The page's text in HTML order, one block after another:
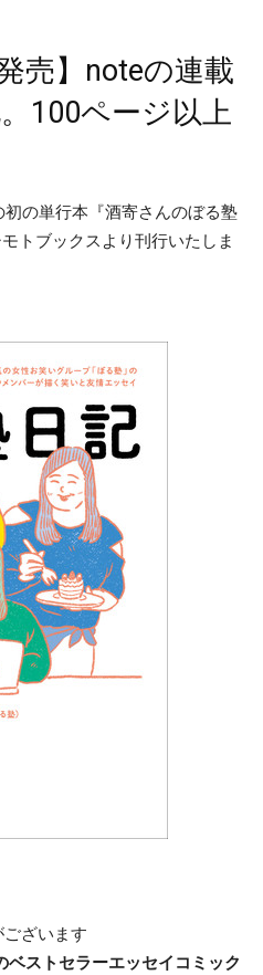
売】noteの連載
100ページ以上
の単行本『酒寄さんのぼる塾
トブックスより刊行いたしま
ざいます
ストセラーエッセイコミック